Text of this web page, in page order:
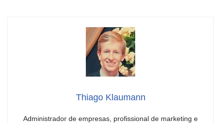
Thiago Klaumann
Administrador de empresas, profissional de marketing e